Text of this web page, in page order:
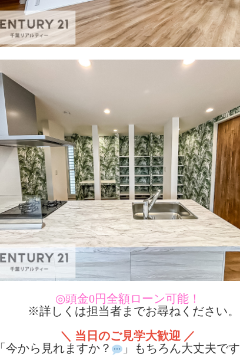
◎頭金0円全額ローン可能！
※詳しくは担当者までお尋ねください。
＼ 当日のご見学大歓迎 ／
「今から見れますか？
」もちろん大丈夫です